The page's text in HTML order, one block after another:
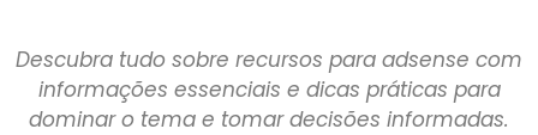
Descubra tudo sobre recursos para adsense com
informações essenciais e dicas práticas para
dominar o tema e tomar decisões informadas.